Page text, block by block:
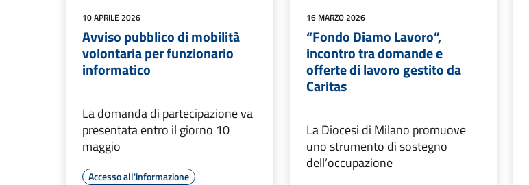
10 APRILE 2026
Avviso pubblico di mobilità
volontaria per funzionario
informatico
La domanda di partecipazione va
presentata entro il giorno 10
maggio
Accesso all'informazione
16 MARZO 2026
“Fondo Diamo Lavoro”,
incontro tra domande e
offerte di lavoro gestito da
Caritas
La Diocesi di Milano promuove
uno strumento di sostegno
dell’occupazione